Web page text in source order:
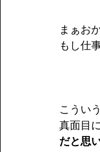
まぁお
もし仕
こうい
真面目
だと思